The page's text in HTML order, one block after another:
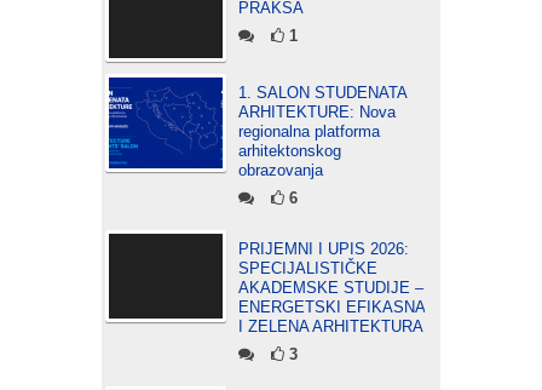
PRAKSA
1
1. SALON STUDENATA
ARHITEKTURE: Nova
regionalna platforma
arhitektonskog
obrazovanja
6
PRIJEMNI I UPIS 2026:
SPECIJALISTIČKE
AKADEMSKE STUDIJE –
ENERGETSKI EFIKASNA
I ZELENA ARHITEKTURA
3